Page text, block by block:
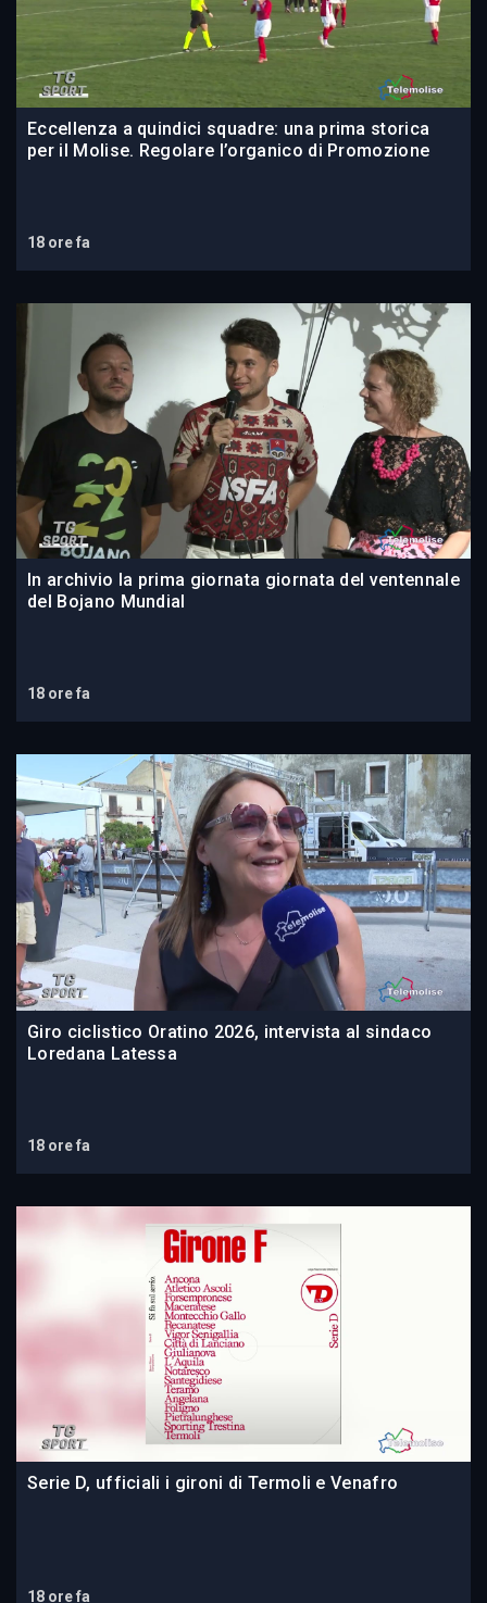
Eccellenza a quindici squadre: una prima storica
per il Molise. Regolare l’organico di Promozione
18 ore fa
In archivio la prima giornata giornata del ventennale
del Bojano Mundial
18 ore fa
Giro ciclistico Oratino 2026, intervista al sindaco
Loredana Latessa
18 ore fa
Serie D, ufficiali i gironi di Termoli e Venafro
18 ore fa